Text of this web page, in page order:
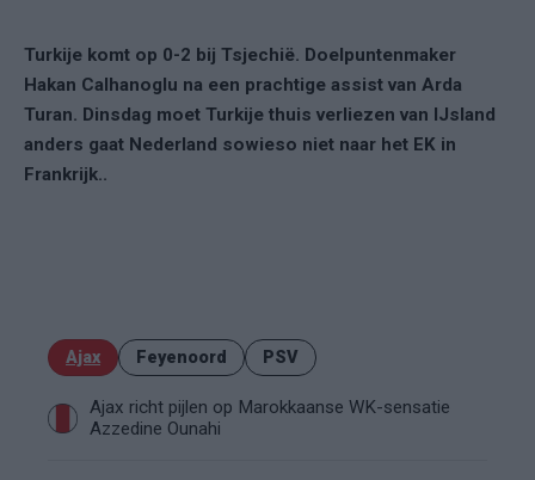
Turkije komt op 0-2 bij Tsjechië. Doelpuntenmaker
Hakan Calhanoglu na een prachtige assist van Arda
Turan. Dinsdag moet Turkije thuis verliezen van IJsland
anders gaat Nederland sowieso niet naar het EK in
Frankrijk..
Ajax Feyenoord PSV
Ajax richt pijlen op Marokkaanse WK-sensatie
Azzedine Ounahi